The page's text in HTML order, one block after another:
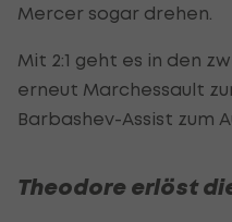
Mercer sogar drehen.
Mit 2:1 geht es in den
erneut Marchessault
Barbashev-Assist zum
Theodore erlöst